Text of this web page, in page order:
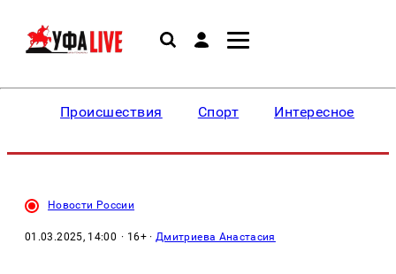
Происшествия Спорт Интересное
Новости России
01.03.2025, 14:00 · 16+ ·Дмитриева Анастасия